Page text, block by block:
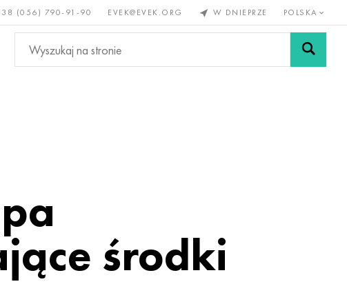
(056) 790-91-90 EVEK@EVEK.ORG W DNIEPRZE POLSKA
Metale
nieżelazne
Stali Siatki i
środki